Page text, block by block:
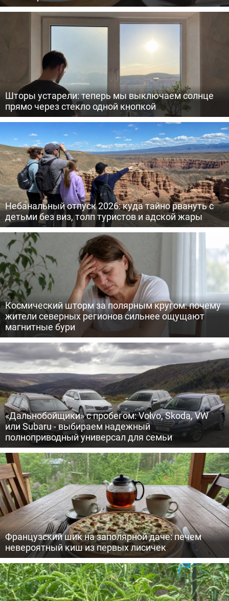
Шторы устарели: теперь мы выключаем солнце
прямо через стекло одной кнопкой
Небанальный отпуск 2026: куда тайно рвануть с
детьми без виз, толп туристов и адской жары
Космический шторм за полярным кругом: почему
жители северных регионов сильнее ощущают
магнитные бури
«Дальнобойщики» с пробегом: Volvo, Skoda, VW
или Subaru - выбираем надежный
полноприводный универсал для семьи
Французский шик на заполярной даче: печем
невероятный киш из первых лисичек